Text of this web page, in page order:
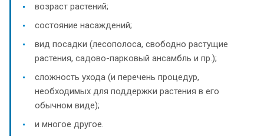
возраст растений;
состояние насаждений;
вид посадки (лесополоса, свободно растущие
растения, садово-парковый ансамбль и пр.);
сложность ухода (и перечень процедур,
необходимых для поддержки растения в его
обычном виде);
и многое другое.